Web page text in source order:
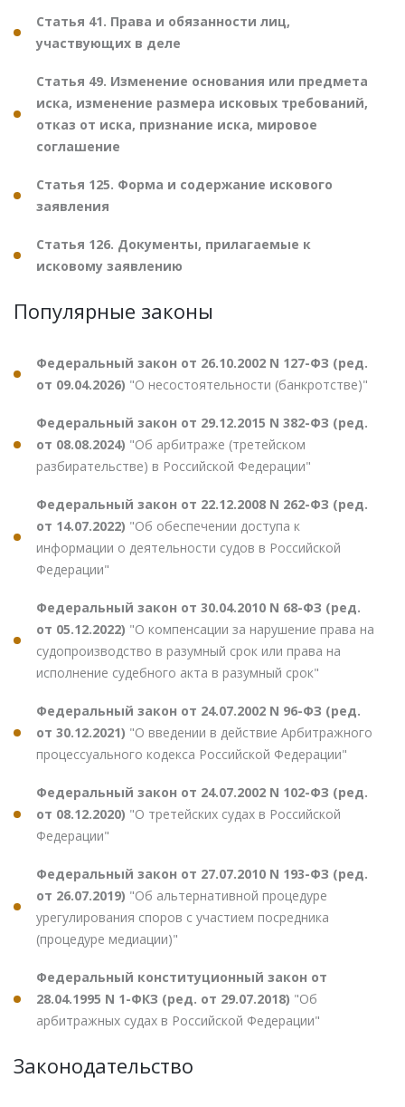
Статья 41. Права и обязанности лиц,
участвующих в деле
Статья 49. Изменение основания или предмета
иска, изменение размера исковых требований,
отказ от иска, признание иска, мировое
соглашение
Статья 125. Форма и содержание искового
заявления
Статья 126. Документы, прилагаемые к
исковому заявлению
Популярные законы
Федеральный закон от 26.10.2002 N 127-ФЗ (ред.
от 09.04.2026) "О несостоятельности (банкротстве)"
Федеральный закон от 29.12.2015 N 382-ФЗ (ред.
от 08.08.2024) "Об арбитраже (третейском
разбирательстве) в Российской Федерации"
Федеральный закон от 22.12.2008 N 262-ФЗ (ред.
от 14.07.2022) "Об обеспечении доступа к
информации о деятельности судов в Российской
Федерации"
Федеральный закон от 30.04.2010 N 68-ФЗ (ред.
от 05.12.2022) "О компенсации за нарушение права на
судопроизводство в разумный срок или права на
исполнение судебного акта в разумный срок"
Федеральный закон от 24.07.2002 N 96-ФЗ (ред.
от 30.12.2021) "О введении в действие Арбитражного
процессуального кодекса Российской Федерации"
Федеральный закон от 24.07.2002 N 102-ФЗ (ред.
от 08.12.2020) "О третейских судах в Российской
Федерации"
Федеральный закон от 27.07.2010 N 193-ФЗ (ред.
от 26.07.2019) "Об альтернативной процедуре
урегулирования споров с участием посредника
(процедуре медиации)"
Федеральный конституционный закон от
28.04.1995 N 1-ФКЗ (ред. от 29.07.2018) "Об
арбитражных судах в Российской Федерации"
Законодательство